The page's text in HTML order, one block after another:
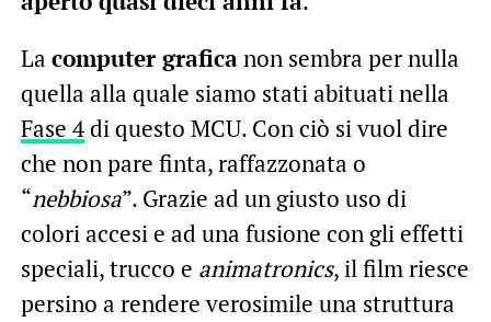
La computer graficanon sembra per nulla
quella alla quale siamo stati abituati nella
Fase 4di questo MCU. Con ciò si vuol dire
che non pare finta, raffazzonata o
“nebbiosa”. Grazie ad un giusto uso di
colori accesi e ad una fusione con gli effetti
speciali, trucco e animatronics, il film riesce
persino a rendere verosimile una struttura